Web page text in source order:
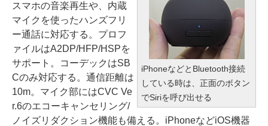
iPhoneなどとBluetooth接続
している時は、正面のボタン
でSiriを呼び出せる
スマホの音楽再生や、内蔵
マイクを使ったハンズフリ
ー通話に対応する。プロフ
ァイルはA2DP/HFP/HSPを
サポート。コーデックはSB
Cのみ対応する。通信距離は
10m。マイク部にはCVC Ve
r.6のエコーキャンセリング/
ノイズリダクション機能も備える。iPhoneなどiOS機器